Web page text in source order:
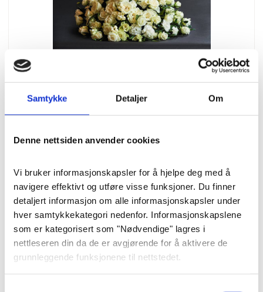
Samtykke Detaljer Om
Denne nettsiden anvender cookies
Vi bruker informasjonskapsler for å hjelpe deg med å
navigere effektivt og utføre visse funksjoner. Du finner
detaljert informasjon om alle informasjonskapsler under
hver samtykkekategori nedenfor. Informasjonskapslene
som er kategorisert som "Nødvendige" lagres i
nettleseren din da de er avgjørende for å aktivere de
grunnleggende funksjonene til nettstedet.
Blomster
«Stilrent og klassisk» str. M
(45 cm)
En vakker flott og duftende «pute»
med forskjellige hvite blomster som
roser, lisianthus, nellik og fresia.